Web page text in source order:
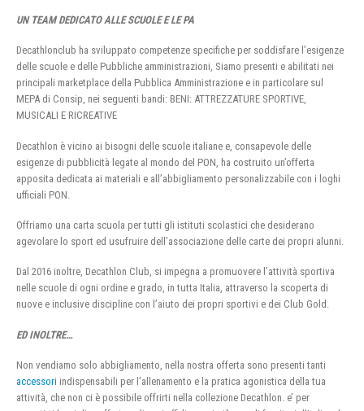
UN TEAM DEDICATO ALLE SCUOLE E LE PA
Decathlonclub ha sviluppato competenze specifiche per soddisfare l’esigenze
delle scuole e delle Pubbliche amministrazioni, Siamo presenti e abilitati nei
principali marketplace della Pubblica Amministrazione e in particolare sul
MEPA di Consip, nei seguenti bandi: BENI: ATTREZZATURE SPORTIVE,
MUSICALI E RICREATIVE
Decathlon è vicino ai bisogni delle scuole italiane e, consapevole delle
esigenze di pubblicità legate al mondo del PON, ha costruito un’offerta
apposita dedicata ai materiali e all’abbigliamento personalizzabile con i loghi
ufficiali PON.
Offriamo una carta scuola per tutti gli istituti scolastici che desiderano
agevolare lo sport ed usufruire dell’associazione delle carte dei propri alunni.
Dal 2016 inoltre, Decathlon Club, si impegna a promuovere l’attività sportiva
nelle scuole di ogni ordine e grado, in tutta Italia, attraverso la scoperta di
nuove e inclusive discipline con l’aiuto dei propri sportivi e dei Club Gold.
ED INOLTRE…
Non vendiamo solo abbigliamento, nella nostra offerta sono presenti tanti
accessori indispensabili per l’allenamento e la pratica agonistica della tua
attività, che non ci è possibile offrirti nella collezione Decathlon. e’ per